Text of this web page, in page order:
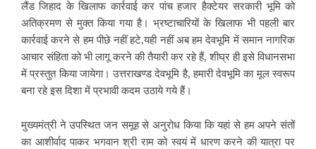
लैंड जिहाद के खिलाफ कार्रवाई कर पांच हजार हैक्टेयर सरकारी भूमि को
अतिक्रमण से मुक्त किया गया है। भ्रष्टाचारियों के खिलाफ भी पहली बार
कार्रवाई करने से हम पीछे नहीं हटे,यही नहीं अब हम देवभूमि में समान नागरिक
आचार संहिता को भी लागू करने की तैयारी कर रहे हैं, शीघ्र ही इसे विधानसभा
में प्रस्तुत किया जायेगा। उत्तराखण्ड देवभूमि है, हमारी देवभूमि का मूल स्वरूप
बना रहे इस दिशा में प्रभावी कदम उठाये गये हैं।
मुख्यमंत्री ने उपस्थित जन समूह से अनुरोध किया कि यहां से हम अपने संतों
का आशीर्वाद पाकर भगवान श्री राम को स्वयं में धारण करने की यात्रा पर